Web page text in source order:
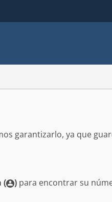
garantizarlo, ya que
( ) para encontrar su